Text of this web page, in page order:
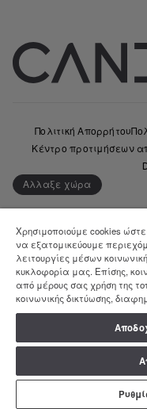
Comolli, 57 - 20861
Privata Eden Fumagalli snc -
20/A-22 - 20871 Vimercate
+39.039.2086.237 -
αριθμός εγγραφής στο
ΦΠΑ 00786860965 -
211870 - Εταιρεία που
και συντονισμού της Candy
Πολιτική Απορρήτου
Κέντρο προτιμήσεων
Αλλαξε χώρα
Χρησιμοποιούμε cookies
να εξατομικεύουμε
λειτουργίες μέσων
κυκλοφορία μας. Επίσης,
από μέρους σας χρήση της
κοινωνικής δικτύωσης,